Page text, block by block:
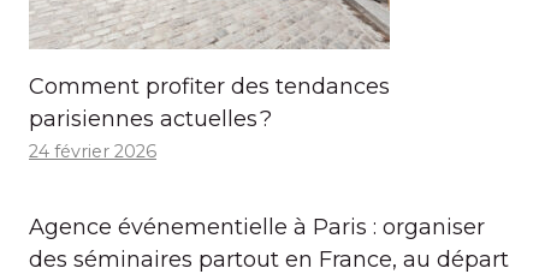
Comment profiter des tendances
parisiennes actuelles ?
24 février 2026
Agence événementielle à Paris : organiser
des séminaires partout en France, au départ